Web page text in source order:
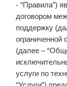
- “Правила”)
договором
поддержку
ограниченной
(далее –
услуги по